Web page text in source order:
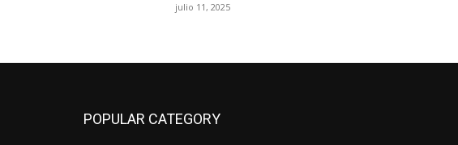
julio 11, 2025
POPULAR CATEGORY